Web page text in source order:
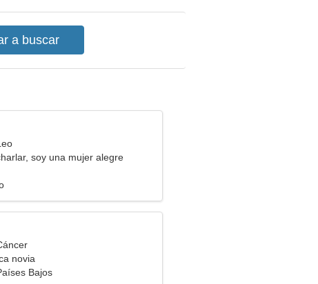
soy una mujer alegre
novia
Bajos